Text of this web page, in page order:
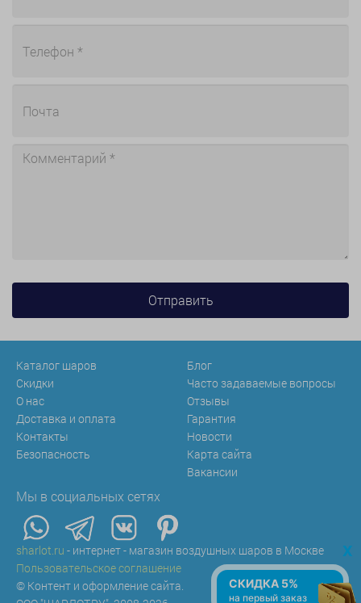
Каталог шаров
Скидки
О нас
Доставка и оплата
Контакты
Безопасность
Блог
Часто задаваемые вопросы
Отзывы
Гарантия
Новости
Карта сайта
Вакансии
Мы в социальных сетях
sharlot.ru - интернет - магазин воздушных шаров в Москве
Пользовательское соглашение
© Контент и оформление сайта.
x
СКИДКА 5%
на первый заказ